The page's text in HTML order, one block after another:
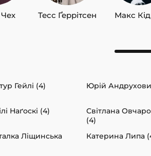
Тесс Ґеррітсен Макс
Гейлі (4) Юрій
Наґоскі (4)
Світлана
(4)
Ліщинська
Катерина Липа